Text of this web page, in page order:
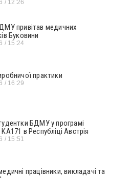
12:26
привітав медичних
Буковини
15:24
практики
16:29
БДМУ у програмі
в Республіці Австрія
15:51
працівники, викладачі та